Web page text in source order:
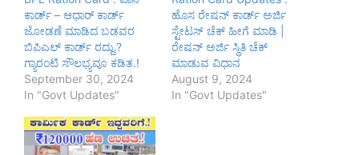
ಕಾರ್ಡ್ – ಆಧಾರ್ ಕಾರ್ಡ್
ಜೋಡಣೆ ಮಾಡಿದ ಬಡವರ
ಬಿಪಿಎಲ್ ಕಾರ್ಡ್ ರದ್ದು.?
ಗ್ಯಾರಂಟಿ ಸೌಲಭ್ಯವೂ ಕಡಿತ.!
September 30, 2024
In "Govt Updates"
ಹೊಸ ರೇಷನ್ ಕಾರ್ಡ್ ಅರ್ಜಿ
ಸ್ಟೇಟಸ್ ಚೆಕ್ ಹೀಗೆ ಮಾಡಿ |
ರೇಷನ್ ಅರ್ಜಿ ಸ್ಥಿತಿ ಚೆಕ್
ಮಾಡುವ ವಿಧಾನ
August 9, 2024
In "Govt Updates"